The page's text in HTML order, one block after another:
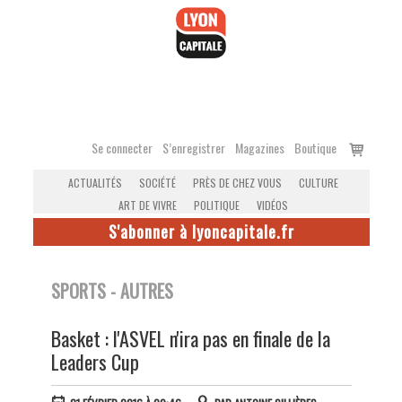
Se connecter S’enregistrer Magazines Boutique
Voir
ACTUALITÉS SOCIÉTÉ PRÈS DE CHEZ VOUS
CULTURE
ART DE VIVRE
POLITIQUE VIDÉOS
S'abonner à lyoncapitale.fr
SPORTS - AUTRES
Basket : l'ASVEL n'ira pas en finale de la
Leaders Cup